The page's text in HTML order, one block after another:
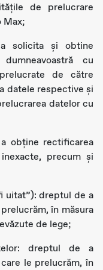
de prelucrare
Max;
solicita și obtine
cu
de către
datele respective și
datelor cu
obţine rectificarea
precum și
uitat”): dreptul de a
în măsura
de lege;
dreptul de a
le prelucrăm, în